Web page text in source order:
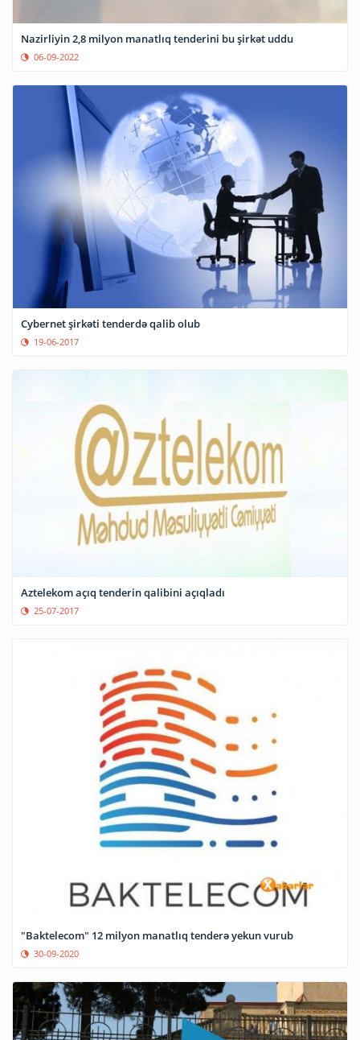
Nazirliyin 2,8 milyon manatlıq tenderini bu şirkət uddu
06-09-2022
Cybernet şirkəti tenderdə qalib olub
19-06-2017
Aztelekom açıq tenderin qalibini açıqladı
25-07-2017
"Baktelecom" 12 milyon manatlıq tenderə yekun vurub
30-09-2020